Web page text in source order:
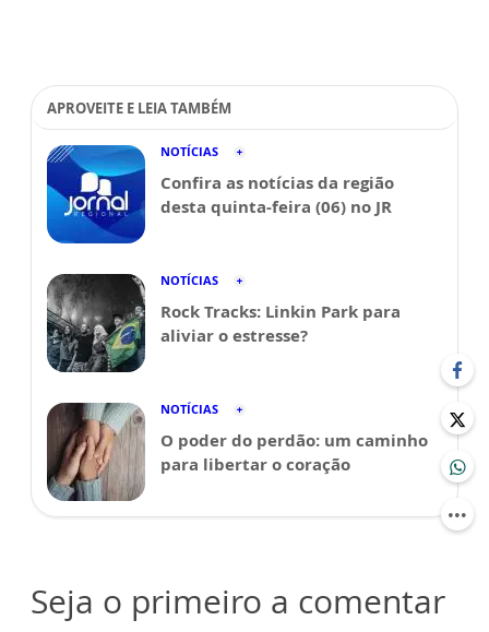
APROVEITE E LEIA TAMBÉM
NOTÍCIAS
Confira as notícias da região
desta quinta-feira (06) no JR
NOTÍCIAS
Rock Tracks: Linkin Park para
aliviar o estresse?
NOTÍCIAS
O poder do perdão: um caminho
para libertar o coração
Seja o primeiro a comentar